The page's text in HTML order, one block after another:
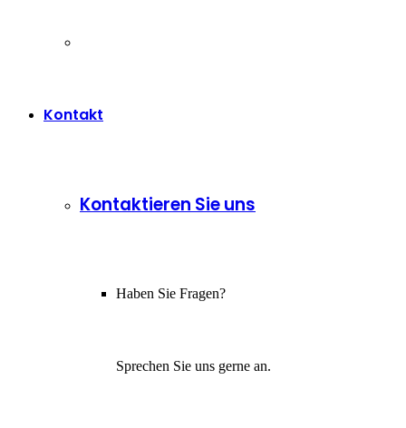
Kontakt
Kontaktieren Sie uns
Haben Sie Fragen?
Sprechen Sie uns gerne an.